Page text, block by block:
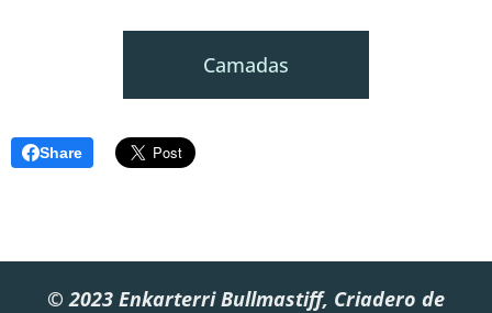
Camadas
Share
© 2023 Enkarterri Bullmastiff, Criadero de